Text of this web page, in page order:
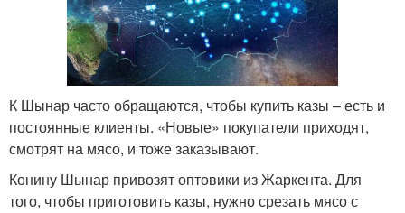
К Шынар часто обращаются, чтобы купить казы – есть и
постоянные клиенты. «Новые» покупатели приходят,
смотрят на мясо, и тоже заказывают.
Конину Шынар привозят оптовики из Жаркента. Для
того, чтобы приготовить казы, нужно срезать мясо с